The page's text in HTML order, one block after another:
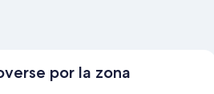
por la zona